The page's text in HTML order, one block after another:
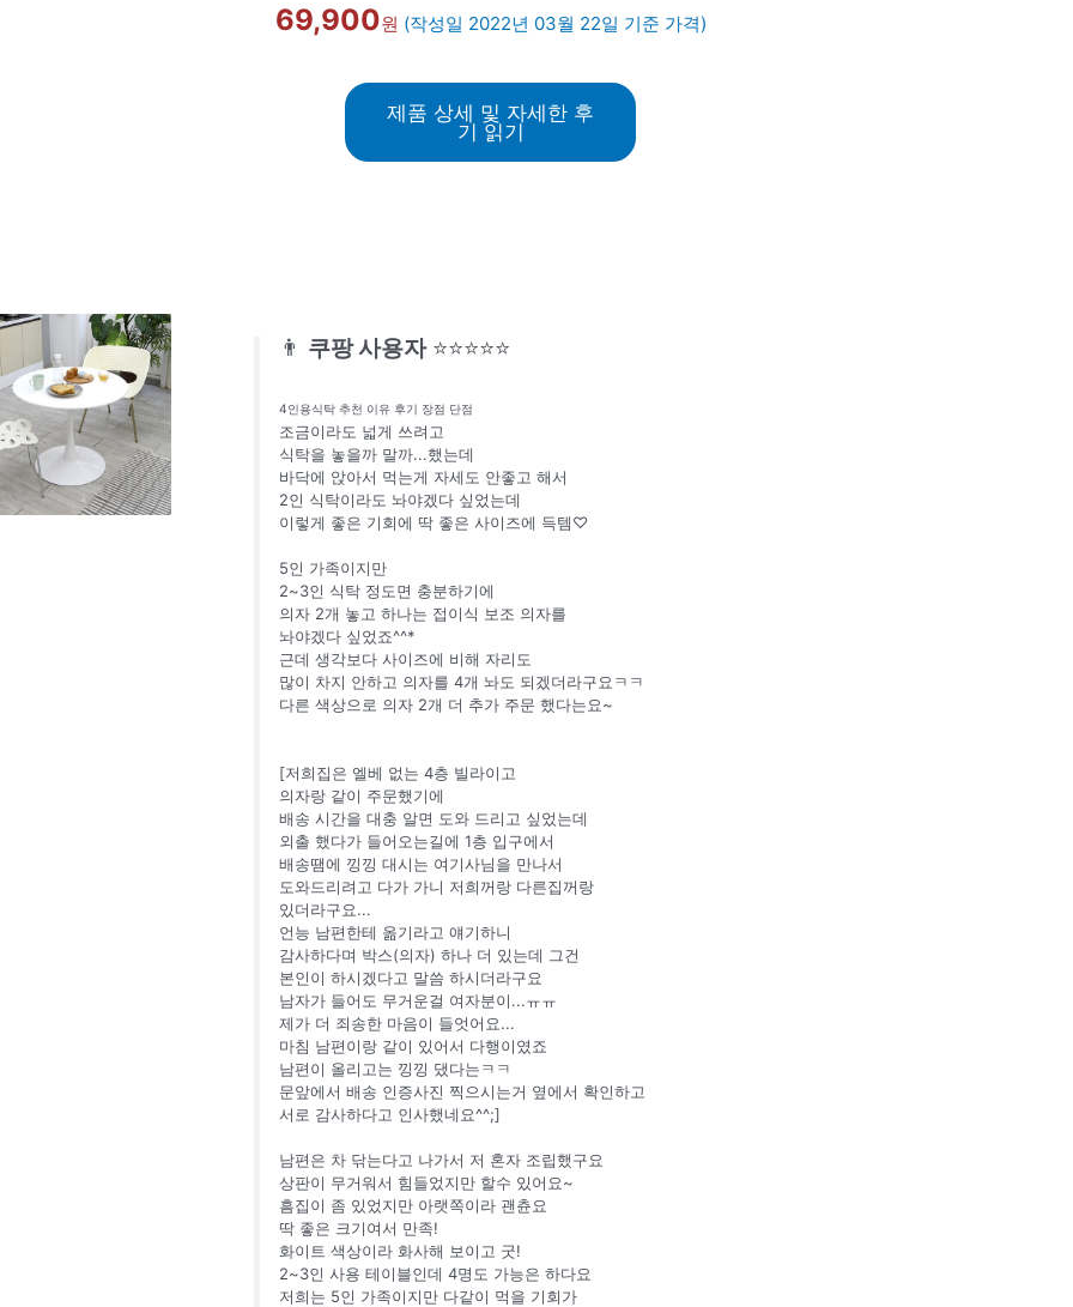
69,900원 (작성일 2022년 03월 22일 기준 가격)
제품 상세 및 자세한 후
기 읽기
👨 쿠팡 사용자 ⭐⭐⭐⭐⭐
4인용식탁 추천 이유 후기 장점 단점
조금이라도 넓게 쓰려고
식탁을 놓을까 말까...했는데
바닥에 앉아서 먹는게 자세도 안좋고 해서
2인 식탁이라도 놔야겠다 싶었는데
이렇게 좋은 기회에 딱 좋은 사이즈에 득템♡
5인 가족이지만
2~3인 식탁 정도면 충분하기에
의자 2개 놓고 하나는 접이식 보조 의자를
놔야겠다 싶었죠^^*
근데 생각보다 사이즈에 비해 자리도
많이 차지 안하고 의자를 4개 놔도 되겠더라구요ㅋㅋ
다른 색상으로 의자 2개 더 추가 주문 했다는요~
[저희집은 엘베 없는 4층 빌라이고
의자랑 같이 주문했기에
배송 시간을 대충 알면 도와 드리고 싶었는데
외출 했다가 들어오는길에 1층 입구에서
배송땜에 낑낑 대시는 여기사님을 만나서
도와드리려고 다가 가니 저희꺼랑 다른집꺼랑
있더라구요...
언능 남편한테 옮기라고 얘기하니
감사하다며 박스(의자) 하나 더 있는데 그건
본인이 하시겠다고 말씀 하시더라구요
남자가 들어도 무거운걸 여자분이...ㅠㅠ
제가 더 죄송한 마음이 들엇어요...
마침 남편이랑 같이 있어서 다행이였죠
남편이 올리고는 낑낑 댔다는ㅋㅋ
문앞에서 배송 인증사진 찍으시는거 옆에서 확인하고
서로 감사하다고 인사했네요^^;]
남편은 차 닦는다고 나가서 저 혼자 조립했구요
상판이 무거워서 힘들었지만 할수 있어요~
흠집이 좀 있었지만 아랫쪽이라 괜츈요
딱 좋은 크기여서 만족!
화이트 색상이라 화사해 보이고 굿!
2~3인 사용 테이블인데 4명도 가능은 하다요
저희는 5인 가족이지만 다같이 먹을 기회가